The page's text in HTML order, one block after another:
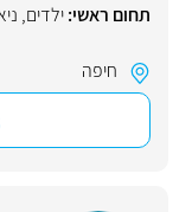
תחום ראשי:ילדים,
חיפה